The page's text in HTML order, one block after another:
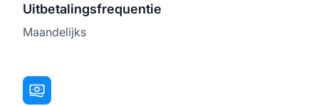
Uitbetalingsfrequentie
Maandelijks